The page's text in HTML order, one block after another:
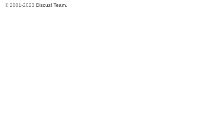
© 2001-2023 Discuz! Team